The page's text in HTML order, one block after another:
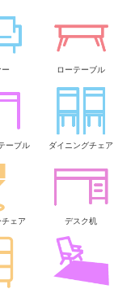
ー ローテーブル
ーブル ダイニングチェア
ェア デスク机